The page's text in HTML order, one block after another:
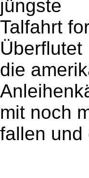
jüngste
Talfahrt
Überflutet
die
mit noch
fallen und